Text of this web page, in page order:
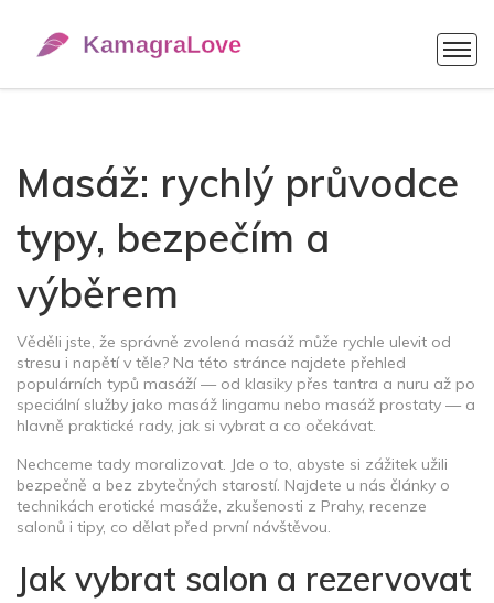
Masáž: rychlý průvodce
typy, bezpečím a
výběrem
Věděli jste, že správně zvolená masáž může rychle ulevit od
stresu i napětí v těle? Na této stránce najdete přehled
populárních typů masáží — od klasiky přes tantra a nuru až po
speciální služby jako masáž lingamu nebo masáž prostaty — a
hlavně praktické rady, jak si vybrat a co očekávat.
Nechceme tady moralizovat. Jde o to, abyste si zážitek užili
bezpečně a bez zbytečných starostí. Najdete u nás články o
technikách erotické masáže, zkušenosti z Prahy, recenze
salonů i tipy, co dělat před první návštěvou.
Jak vybrat salon a rezervovat